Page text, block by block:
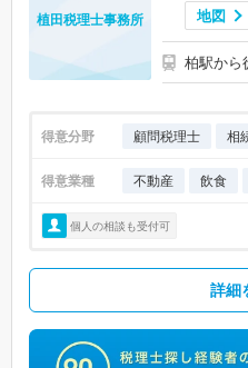
地図
柏駅から
植田税理士事務所
得意分野 顧問税理士 相
得意業種 不動産 飲食
個人の相談も受付可
詳細